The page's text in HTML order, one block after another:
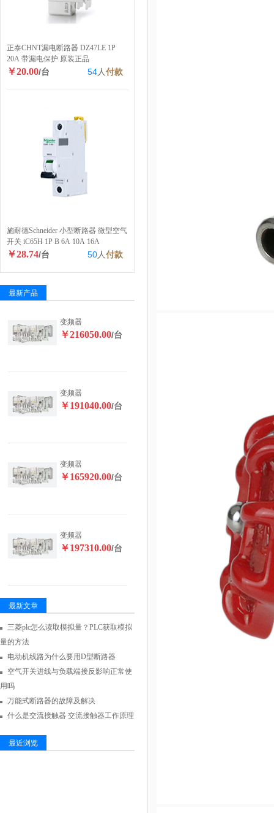
正泰CHNT漏电断路器 DZ47LE 1P
20A 带漏电保护 原装正品
￥20.00/台 54人付款
施耐德Schneider 小型断路器 微型空气
开关 iC65H 1P B 6A 10A 16A
￥28.74/台 50人付款
最新产品
变频器
￥216050.00/台
变频器
￥191040.00/台
变频器
￥165920.00/台
变频器
￥197310.00/台
最新文章
三菱plc怎么读取模拟量？PLC获取模拟
量的方法
电动机线路为什么要用D型断路器
空气开关进线与负载端接反影响正常使
用吗
万能式断路器的故障及解决
什么是交流接触器 交流接触器工作原理
最近浏览